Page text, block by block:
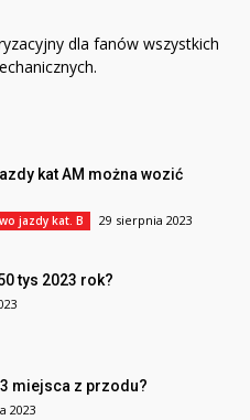
dla fanów wszystkich
kat AM można wozić
jazdy kat. B 29 sierpnia 2023
tys 2023 rok?
miejsca z przodu?
2023